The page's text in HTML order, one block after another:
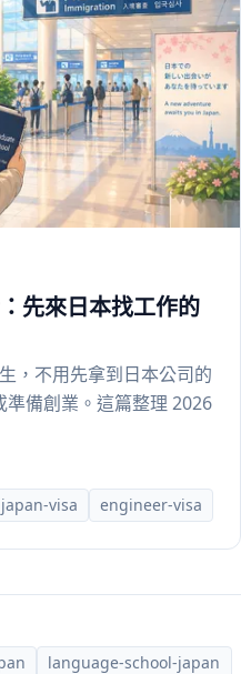
先來日本找工作的
，不用先拿到日本公司的
備創業。這篇整理 2026
japan-visa engineer-visa
language-school-japan